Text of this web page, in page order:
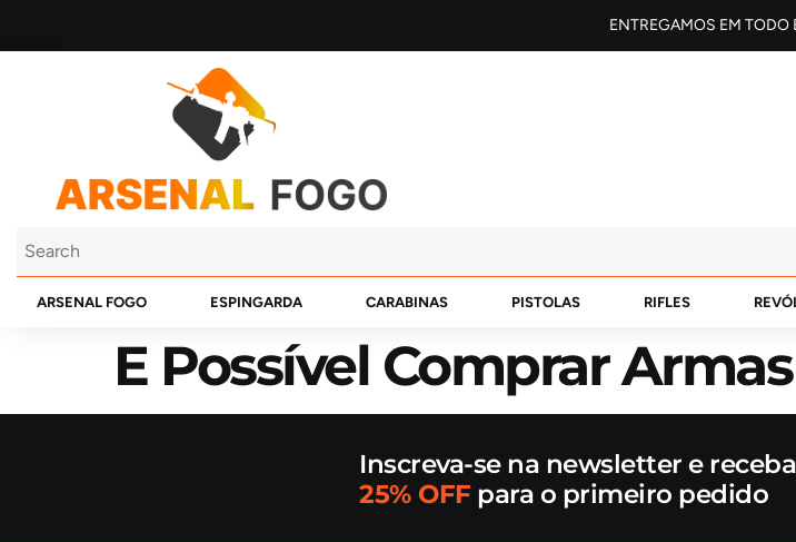
ENTREGAMOS EM TODO
ARSENAL FOGO ESPINGARDA CARABINAS PISTOLAS RIFLES
E Possível Comprar
Inscreva-se na newsletter e receba
25% OFF para o primeiro pedido